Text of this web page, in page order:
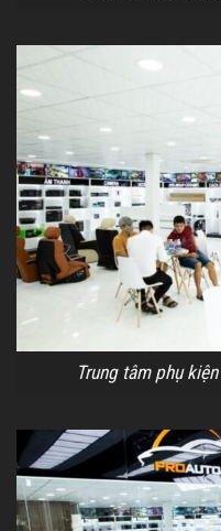
Trung tâm phụ